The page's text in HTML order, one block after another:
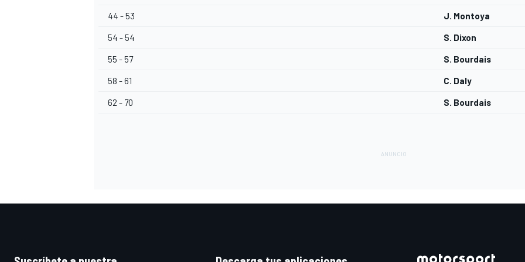
44 - 53 J. Montoya
54 - 54 S. Dixon
55 - 57 S. Bourdais
58 - 61 C. Daly
62 - 70 S. Bourdais